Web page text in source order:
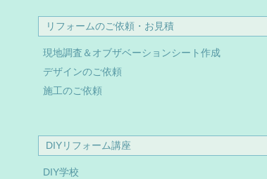
リフォームのご依頼・お見積
現地調査＆オブザベーションシート作成
デザインのご依頼
施工のご依頼
DIYリフォーム講座
DIY学校